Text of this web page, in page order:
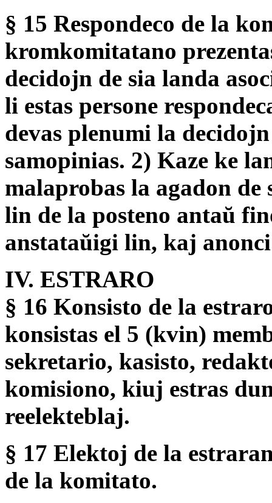
§ 15 Respondeco de la
kromkomitatano
decidojn de sia landa
li estas persone
devas plenumi la
samopinias. 2) Kaze ke
malaprobas la agadon
lin de la posteno antaŭ
anstataŭigi lin, kaj
IV. ESTRARO
§ 16 Konsisto de la
konsistas el 5 (kvin)
sekretario, kasisto,
komisiono, kiuj estras
reelekteblaj.
§ 17 Elektoj de la
de la komitato.